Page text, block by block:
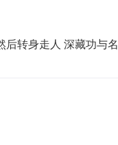
后转身走人 深藏功与名